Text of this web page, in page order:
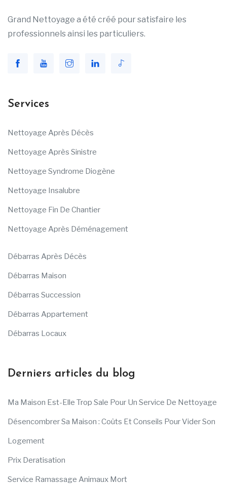
Grand Nettoyage a été créé pour satisfaire les
professionnels ainsi les particuliers.
Services
Nettoyage Après Décès
Nettoyage Après Sinistre
Nettoyage Syndrome Diogène
Nettoyage Insalubre
Nettoyage Fin De Chantier
Nettoyage Après Déménagement
Débarras Après Décès
Débarras Maison
Débarras Succession
Débarras Appartement
Débarras Locaux
Derniers articles du blog
Ma Maison Est-Elle Trop Sale Pour Un Service De Nettoyage
Désencombrer Sa Maison : Coûts Et Conseils Pour Vider Son
Logement
Prix Deratisation
Service Ramassage Animaux Mort